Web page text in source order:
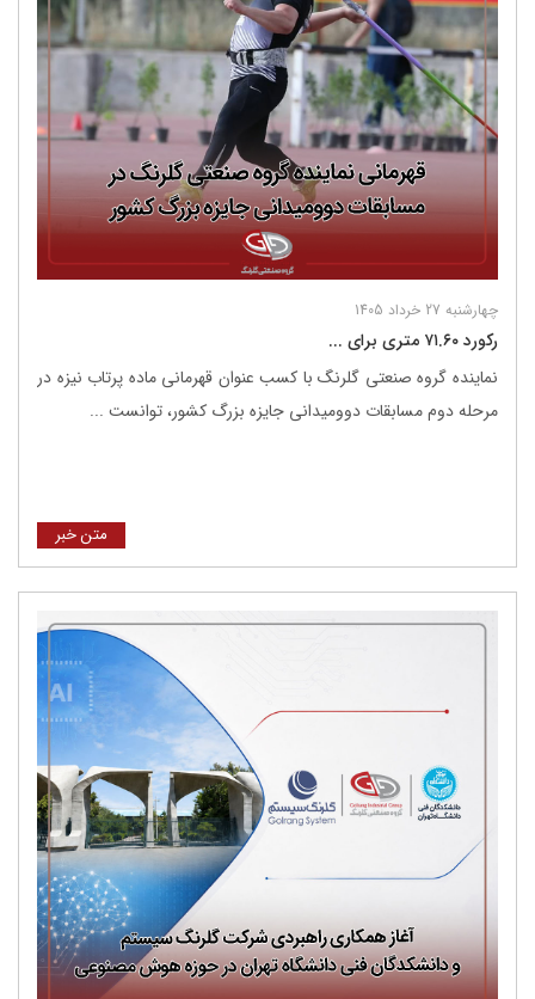
چهارشنبه 27 خرداد 1405
رکورد ۷۱.۶۰ متری برای ...
نماینده گروه صنعتی گلرنگ با کسب عنوان قهرمانی ماده پرتاب نیزه در
مرحله دوم مسابقات دوومیدانی جایزه بزرگ کشور، توانست ...
متن خبر